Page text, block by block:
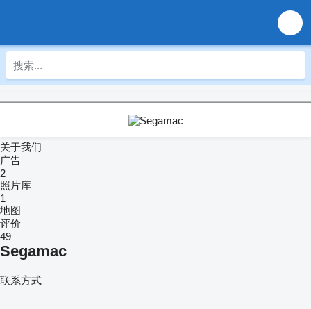
关于我们
广告
2
照片库
1
地图
评价
49
Segamac
联系方式